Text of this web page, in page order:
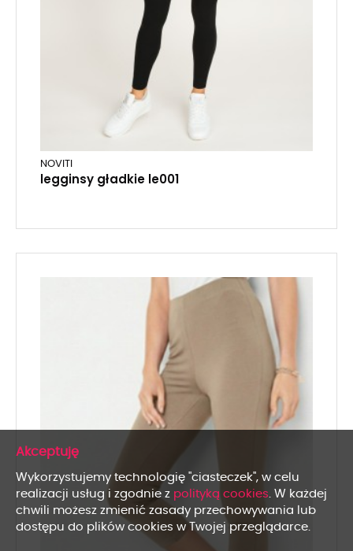
NOVITI
legginsy gładkie le001
Wykorzystujemy technologię "ciasteczek", w celu
realizacji usług i zgodnie z polityką cookies. W każdej
chwili możesz zmienić zasady przechowywania lub
dostępu do plików cookies w Twojej przeglądarce.